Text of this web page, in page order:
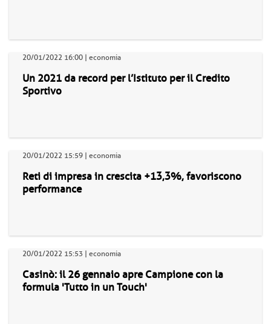
20/01/2022 16:00 | economia
Un 2021 da record per l’Istituto per il Credito
Sportivo
20/01/2022 15:59 | economia
Reti di impresa in crescita +13,3%, favoriscono
performance
20/01/2022 15:53 | economia
Casinò: il 26 gennaio apre Campione con la
formula 'Tutto in un Touch'